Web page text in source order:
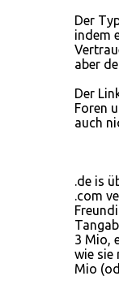
Der
indem
aber
Der
Foren
auch
.de is
.com
3 Mio,
wie sie
Mio